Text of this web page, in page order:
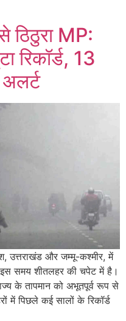
ठिठुरा MP:
रिकॉर्ड, 13
उत्तराखंड और जम्मू-कश्मीर, में
इस समय शीतलहर की चपेट में है।
के तापमान को अभूतपूर्व रूप से
में पिछले कई सालों के रिकॉर्ड